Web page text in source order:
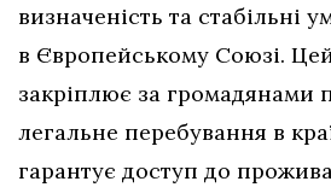
визначеність та стабільні
в Європейському Союзі.
закріплює за громадянами
легальне перебування в
гарантує доступ до